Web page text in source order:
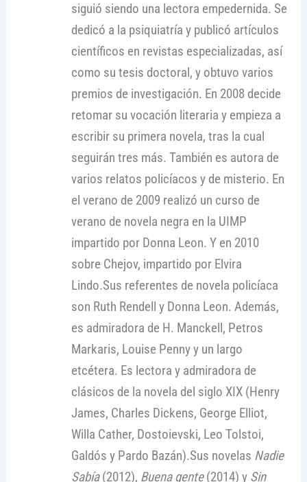
siguió siendo una lectora empedernida. Se
dedicó a la psiquiatría y publicó artículos
científicos en revistas especializadas, así
como su tesis doctoral, y obtuvo varios
premios de investigación. En 2008 decide
retomar su vocación literaria y empieza a
escribir su primera novela, tras la cual
seguirán tres más. También es autora de
varios relatos policíacos y de misterio. En
el verano de 2009 realizó un curso de
verano de novela negra en la UIMP
impartido por Donna Leon. Y en 2010
sobre Chejov, impartido por Elvira
Lindo.Sus referentes de novela policíaca
son Ruth Rendell y Donna Leon. Además,
es admiradora de H. Manckell, Petros
Markaris, Louise Penny y un largo
etcétera. Es lectora y admiradora de
clásicos de la novela del siglo XIX (Henry
James, Charles Dickens, George Elliot,
Willa Cather, Dostoievski, Leo Tolstoi,
Galdós y Pardo Bazán).Sus novelas Nadie
Sabía(2012), Buena gente(2014) y Sin